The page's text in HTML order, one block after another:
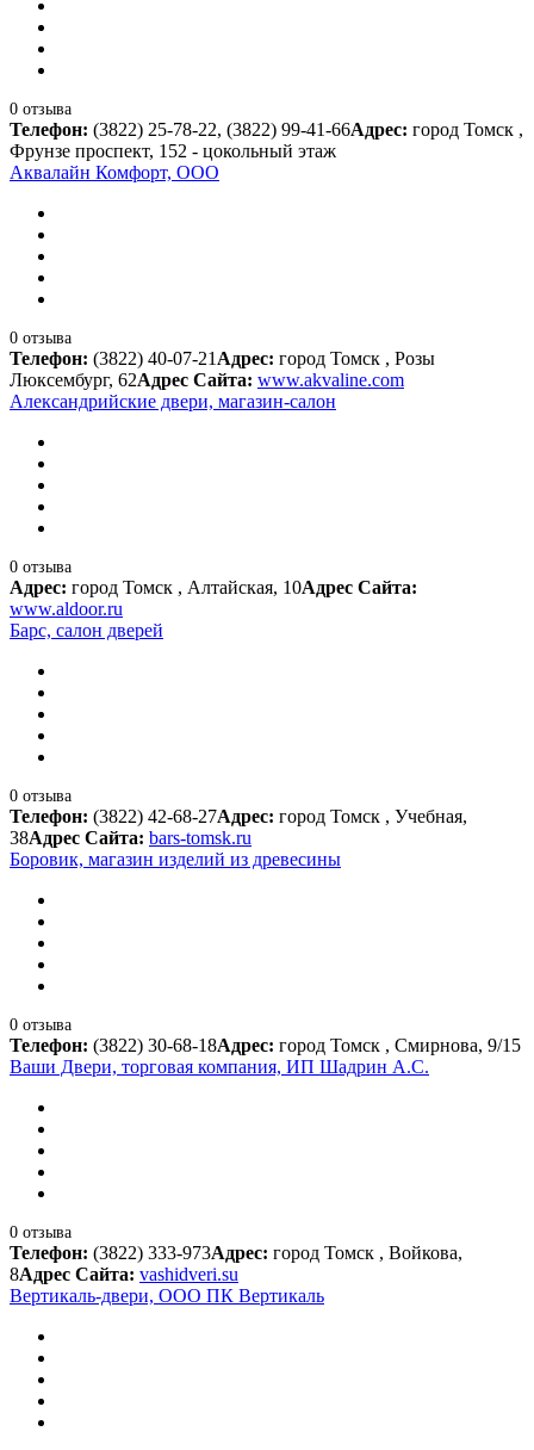
0 отзыва
Телефон: (3822) 25-78-22, (3822) 99-41-66Адрес: город Томск ,
Фрунзе проспект, 152 - цокольный этаж
Аквалайн Комфорт, ООО
0 отзыва
Телефон: (3822) 40-07-21 Адрес: город Томск , Розы
Люксембург, 62Адрес Сайта: www.akvaline.com
Александрийские двери, магазин-салон
0 отзыва
Адрес: город Томск , Алтайская, 10Адрес Сайта:
www.aldoor.ru
Барс, салон дверей
0 отзыва
Телефон: (3822) 42-68-27Адрес: город Томск , Учебная,
38Адрес Сайта: bars-tomsk.ru
Боровик, магазин изделий из древесины
0 отзыва
Телефон: (3822) 30-68-18Адрес: город Томск , Смирнова, 9/15
Ваши Двери, торговая компания, ИП Шадрин А.С.
0 отзыва
Телефон: (3822) 333-973Адрес: город Томск , Войкова,
8Адрес Сайта: vashidveri.su
Вертикаль-двери, ООО ПК Вертикаль